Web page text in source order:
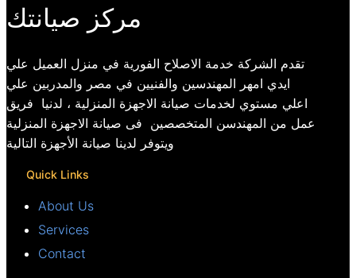
مركز صيانتك
تقدم الشركة خدمة الاصلاح الفورية في منزل العميل علي
ايدي امهر المهندسين والفنيين في مصر والمدربين علي
اعلي مستوي لخدمات صيانة الاجهزة المنزلية ، لدنيا فريق
عمل من المهندسن المتخصصين فى صيانة الاجهزة المنزلية
ويتوفر لدينا صيانة الأجهزة التالية
Quick Links
About Us
Services
Contact